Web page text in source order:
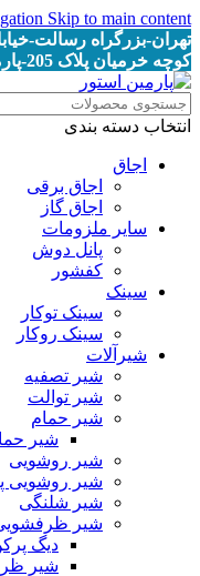
Skip to main content
تهران-بزرگراه رسالت-
کوچه خرمیان پلاک 205-پارمین استور
انتخاب دسته بندی
اجاق
اجاق برقى
اجاق گاز
سایر ملزومات
پانل دوش
کفشور
سینک
سینک توکار
سینک روکار
شیرآلات
شیر تصفیه
شیر توالت
شیر حمام
شیر
شیر روشویی
شیر روشویی
شیر شلنگی
شیر
دیگ
شیر